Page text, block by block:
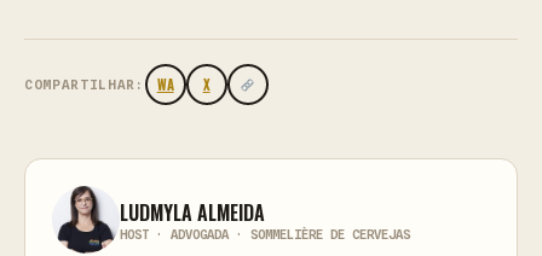
COMPARTILHAR: WA X
LUDMYLA ALMEIDA
HOST · ADVOGADA · SOMMELIÈRE DE CERVEJAS